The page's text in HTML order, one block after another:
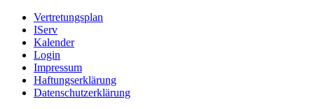
Vertretungsplan
IServ
Kalender
Login
Impressum
Haftungserklärung
Datenschutzerklärung